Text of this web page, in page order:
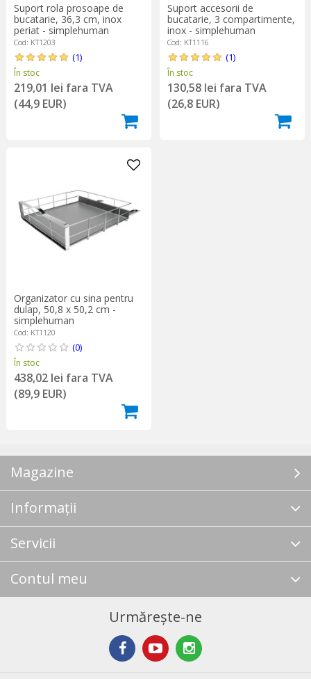
Suport rola prosoape de
bucatarie, 36,3 cm, inox
periat - simplehuman
Cod: KT1203
(1)
În stoc
219,01 lei fara TVA
(44,9 EUR)
Suport accesorii de
bucatarie, 3 compartimente,
inox - simplehuman
Cod: KT1116
(1)
În stoc
130,58 lei fara TVA
(26,8 EUR)
Organizator cu sina pentru
dulap, 50,8 x 50,2 cm -
simplehuman
Cod: KT1120
(0)
În stoc
438,02 lei fara TVA
(89,9 EUR)
Magazine
Informații
Servicii
Contul meu
Urmărește-ne